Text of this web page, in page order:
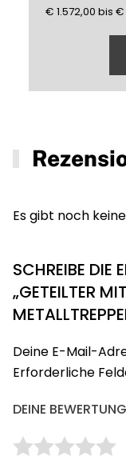
€ 1.572,00 bis €
Es gibt noch
SCHREIBE DIE
„GETEILTER
Deine E-Mail-
Erforderliche
DEINE BEWERTUNG